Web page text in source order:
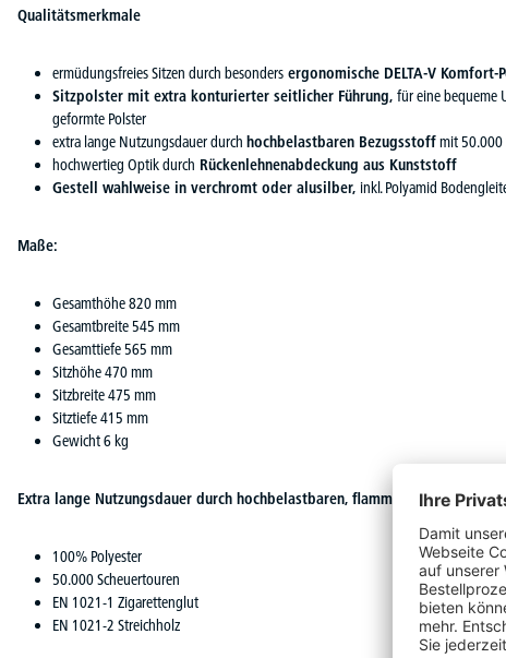
Qualitätsmerkmale
ermüdungsfreies Sitzen durch besonders ergonomische DELTA-V
Sitzpolster mit extra konturierter seitlicher Führung, für eine bequeme
geformte Polster
extra lange Nutzungsdauer durch hochbelastbaren Bezugsstoffmit 50.000
hochwertieg Optik durch Rückenlehnenabdeckung aus Kunststoff
Gestell wahlweise in verchromt oder alusilber, inkl. Polyamid
Maße:
Gesamthöhe 820 mm
Gesamtbreite 545 mm
Gesamttiefe 565 mm
Sitzhöhe 470 mm
Sitzbreite 475 mm
Sitztiefe 415 mm
Gewicht 6 kg
Extra lange Nutzungsdauer durch hochbelastbaren, flammhemmenden
100% Polyester
50.000 Scheuertouren
EN 1021-1 Zigarettenglut
EN 1021-2 Streichholz